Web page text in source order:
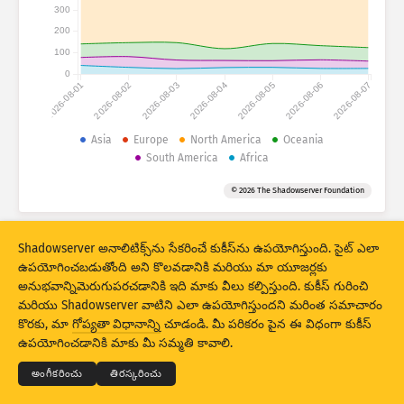
అటాక్ స్టాటిస్టిక్స్: డివైసెస్
సెట్ చేసిన డేటా
నవీకరణ రీసెట్
PNG గా డౌన్‌లోడ్ చేయండి
2026-08-01 2026-08-02 2026-08-03 2026-08-04 2026-08-05 2026-08-06 2026-08-07
0
100
200
300
Asia Europe North America
Oceania
South America
Africa
© 2026 The Shadowserver Foundation
© 2026THE SHADOWSERVER FOUNDATION
గోప్యత మరియు షరతులు
మమ్మల్ని సంప్రదించండి: క్రెడిట్స్
Shadowserver అనాలిటిక్స్‌ను సేకరించే కుకీస్‌ను ఉపయోగిస్తుంది. సైట్ ఎలా
ఉపయోగించబడుతోంది అని కొలవడానికి మరియు మా యూజర్లకు
అనుభవాన్నిమెరుగుపరచడానికి ఇది మాకు వీలు కల్పిస్తుంది. కుకీస్ గురించి
మరియు Shadowserver వాటిని ఎలా ఉపయోగిస్తుందని మరింత సమాచారం
కొరకు, మా గోప్యతా విధానాన్ని చూడండి. మీ పరికరం పైన ఈ విధంగా కుకీస్
ఉపయోగించడానికి మాకు మీ సమ్మతి కావాలి.
అంగీకరించు తిరస్కరించు